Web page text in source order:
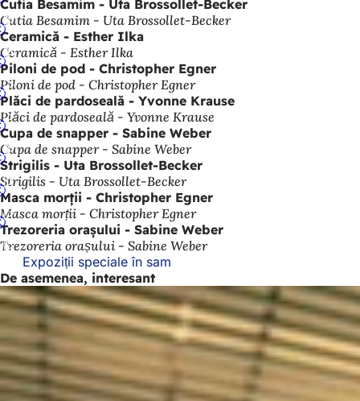
Cutia Besamim - Uta Brossollet-Becker
Cutia Besamim - Uta Brossollet-Becker
Ceramică - Esther Ilka
Ceramică - Esther Ilka
Piloni de pod - Christopher Egner
Piloni de pod - Christopher Egner
Plăci de pardoseală - Yvonne Krause
Plăci de pardoseală - Yvonne Krause
Cupa de snapper - Sabine Weber
Cupa de snapper - Sabine Weber
Strigilis - Uta Brossollet-Becker
Strigilis - Uta Brossollet-Becker
Masca morții - Christopher Egner
Masca morții - Christopher Egner
Trezoreria orașului - Sabine Weber
Trezoreria orașului - Sabine Weber
Expoziții speciale în sam
De asemenea, interesant